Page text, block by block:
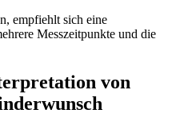
empfiehlt sich eine
Messzeitpunkte und die
von